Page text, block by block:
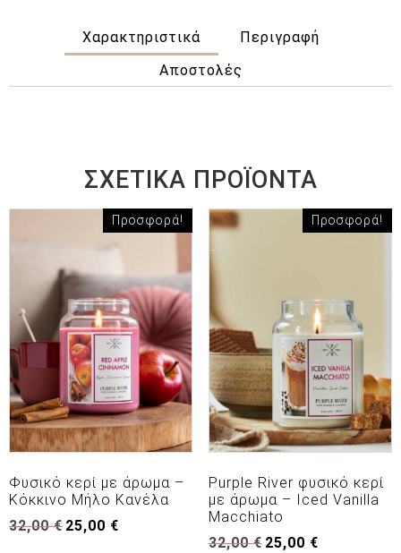
Χαρακτηριστικά
Περιγραφή
Αποστολές
ΣΧΕΤΙΚΆ ΠΡΟΪΌΝΤΑ
Προσφορά!
Φυσικό κερί με άρωμα –
Κόκκινο Μήλο Κανέλα
32,00€ Original
25,00 €
Προσφορά!
Purple River φυσικό κερί
με άρωμα – Iced Vanilla
Macchiato
32,00€ Original
25,00 €Η